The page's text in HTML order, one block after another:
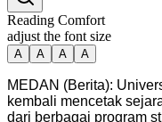
Reading Comfort
adjust the font size
A A A A
MEDAN (Berita):
kembali mencetak
dari berbagai program